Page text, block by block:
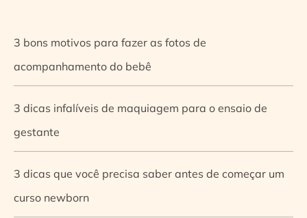
3 bons motivos para fazer as fotos de
acompanhamento do bebê
3 dicas infalíveis de maquiagem para o ensaio de
gestante
3 dicas que você precisa saber antes de começar um
curso newborn